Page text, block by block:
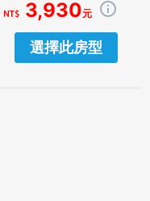
3,930元
選擇此房型